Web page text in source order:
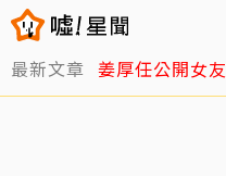
最新文章 姜厚任公開女友